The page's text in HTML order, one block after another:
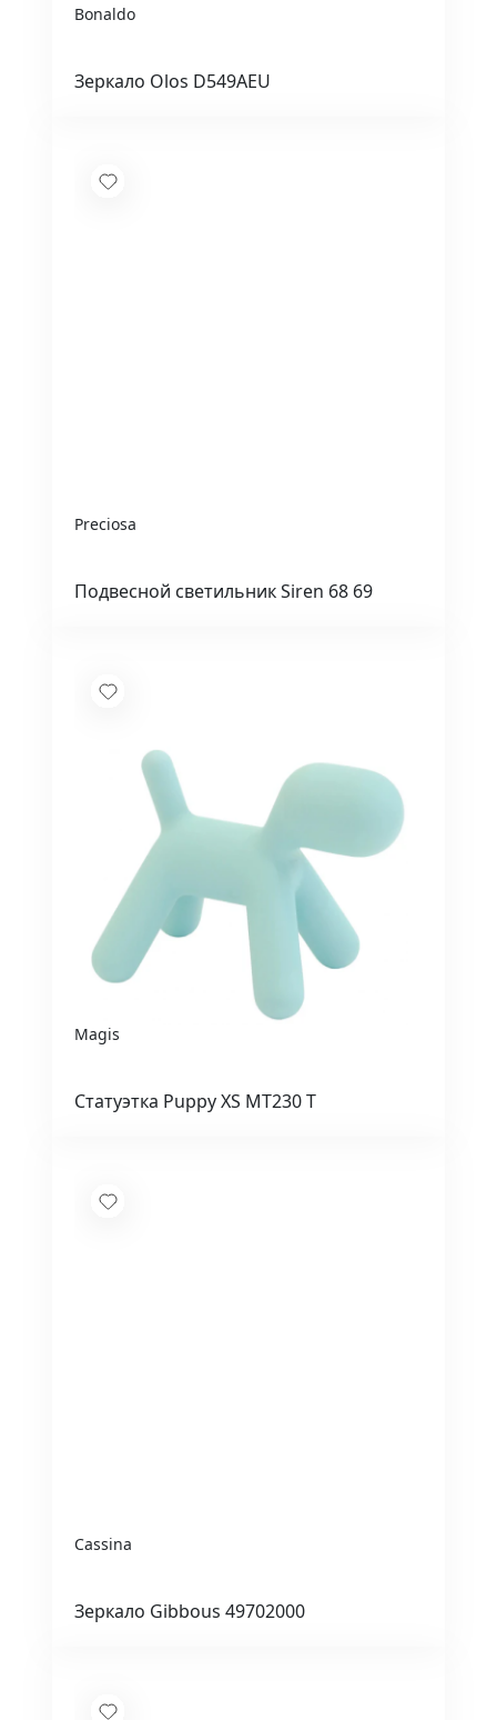
Bonaldo
Зеркало Olos D549AEU
Preciosa
Подвесной светильник Siren 68 69
Magis
Статуэтка Puppy XS MT230 T
Cassina
Зеркало Gibbous 49702000